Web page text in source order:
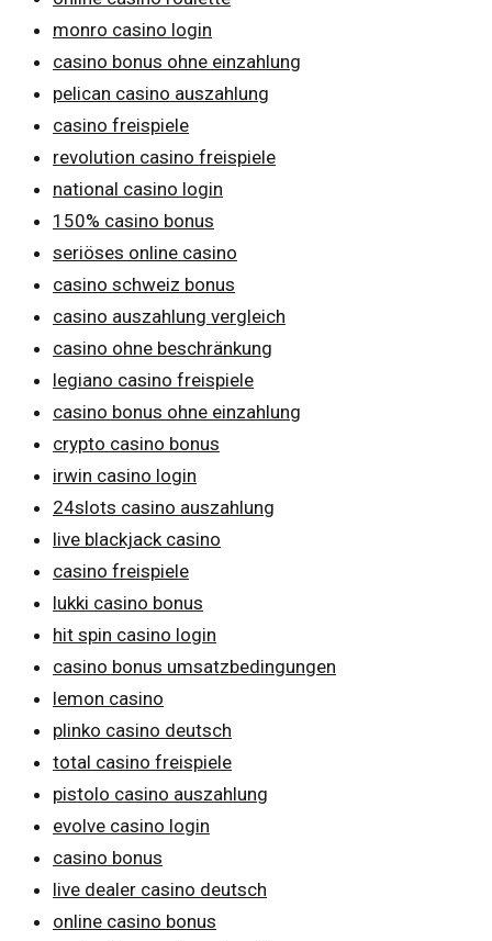
monro casino login
casino bonus ohne einzahlung
pelican casino auszahlung
casino freispiele
revolution casino freispiele
national casino login
150% casino bonus
seriöses online casino
casino schweiz bonus
casino auszahlung vergleich
casino ohne beschränkung
legiano casino freispiele
casino bonus ohne einzahlung
crypto casino bonus
irwin casino login
24slots casino auszahlung
live blackjack casino
casino freispiele
lukki casino bonus
hit spin casino login
casino bonus umsatzbedingungen
lemon casino
plinko casino deutsch
total casino freispiele
pistolo casino auszahlung
evolve casino login
casino bonus
live dealer casino deutsch
online casino bonus